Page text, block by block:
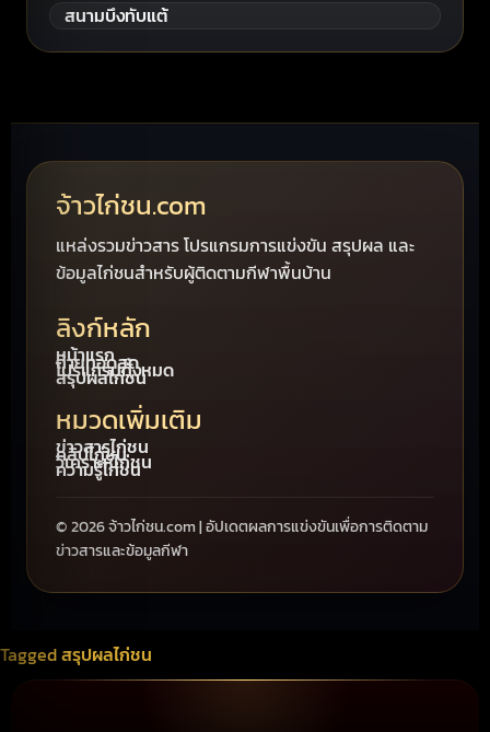
สนามบึงทับแต้
จ้าวไก่ชน.com
แหล่งรวมข่าวสาร โปรแกรมการแข่งขัน สรุปผล และ
ข้อมูลไก่ชนสำหรับผู้ติดตามกีฬาพื้นบ้าน
ลิงก์หลัก
หน้าแรก
ถ่ายทอดสด
โปรแกรมทั้งหมด
สรุปผลไก่ชน
หมวดเพิ่มเติม
ข่าวสารไก่ชน
คลิปไก่ชน
วิเคราะห์ไก่ชน
ความรู้ไก่ชน
© 2026 จ้าวไก่ชน.com | อัปเดตผลการแข่งขันเพื่อการติดตาม
ข่าวสารและข้อมูลกีฬา
Taggedสรุปผลไก่ชน